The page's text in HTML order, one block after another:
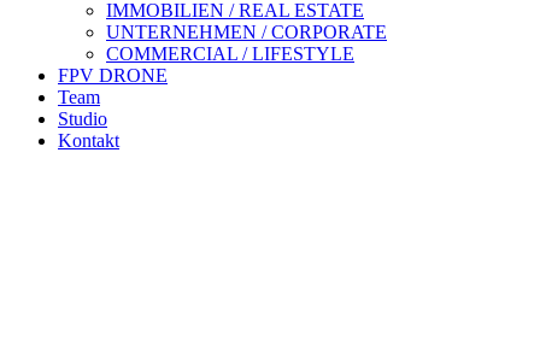
IMMOBILIEN / REAL ESTATE
UNTERNEHMEN / CORPORATE
COMMERCIAL / LIFESTYLE
FPV DRONE
Team
Studio
Kontakt